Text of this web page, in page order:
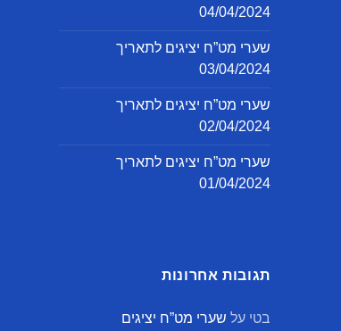
04/04/2024
שערי מט”ח יציגים לתאריך
03/04/2024
שערי מט”ח יציגים לתאריך
02/04/2024
שערי מט”ח יציגים לתאריך
01/04/2024
תגובות אחרונות
בטי על שערי מט”ח יציגים